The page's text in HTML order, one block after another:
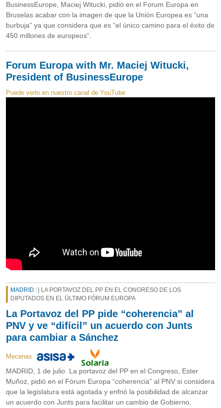
BusinessEurope, Maciej Witucki, pidió en el Forum Europa en
Bruselas acabar con la imagen de que la Unión Europea es “una
burbuja” ya que considera que es “el único camino para el éxito de
450 millones de europeos”.
Forum Europa with Mr. Maciej Witucki,
President of BusinessEurope
Puede verlo en nuestro canal de YouTube
MADRID
| LA PORTAVOZ DEL PP EN EL CONGRESO DE LOS
DIPUTADOS EN EL ÚLTIMO FÓRUM EUROPA
La Portavoz del PP pide “coherencia” al
PNV y ve “difícil” un acuerdo con Junts
para cambiar a Sánchez
Mecenas
MADRID, 1 de julio. La portavoz del PP en el Congreso, Ester
Muñoz, pidió en el Fórum Europa “coherencia” al PNV si considera
que la legislatura está agotada y enfrió la posibilidad de alcanzar
un acuerdo con Junts para facilitar un cambio de Gobierno,